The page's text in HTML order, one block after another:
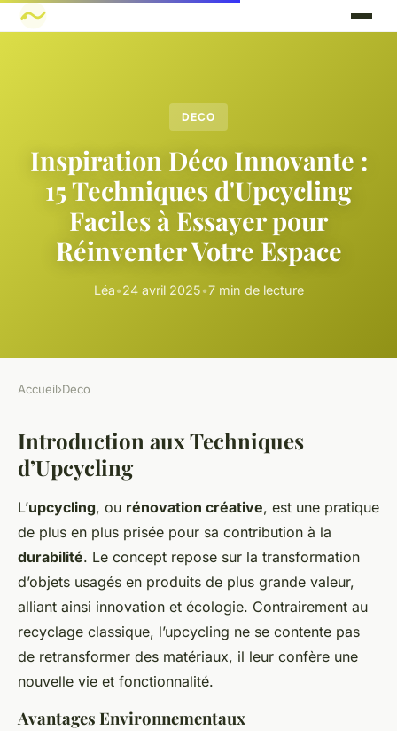
DECO
Inspiration Déco Innovante :
15 Techniques d'Upcycling
Faciles à Essayer pour
Réinventer Votre Espace
Léa•24 avril 2025•7 min de lecture
Accueil›Deco
Introduction aux Techniques
d’Upcycling
L’upcycling, ou rénovation créative, est une pratique
de plus en plus prisée pour sa contribution à la
durabilité. Le concept repose sur la transformation
d’objets usagés en produits de plus grande valeur,
alliant ainsi innovation et écologie. Contrairement au
recyclage classique, l’upcycling ne se contente pas
de retransformer des matériaux, il leur confère une
nouvelle vie et fonctionnalité.
Avantages Environnementaux